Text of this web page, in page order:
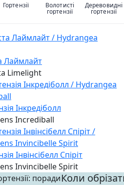
Гортензії Волотисті
гортензії
Деревовидні
гортензії
Лаймлайт
Limelight
Інкредіболл
Incrediball
Інвінсібелл Спіріт
Invincibelle Spirit
Коли